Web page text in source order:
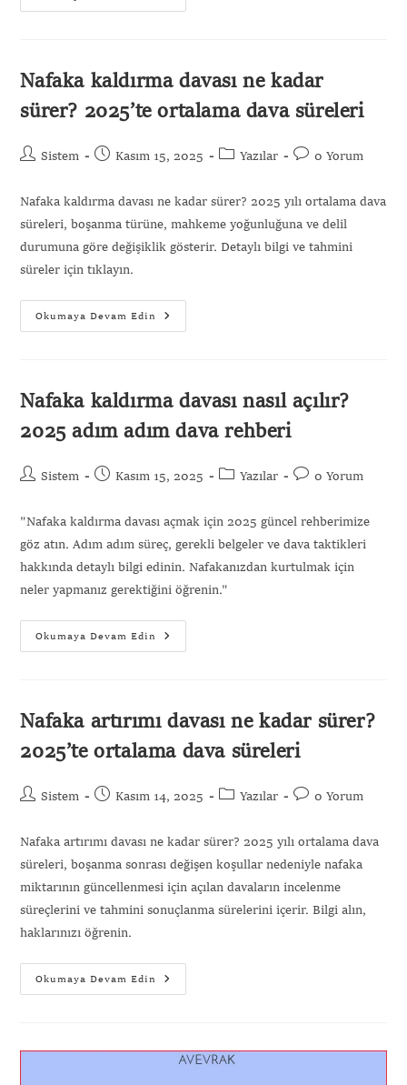
Nafaka kaldırma davası ne kadar
sürer? 2025’te ortalama dava süreleri
Sistem Kasım 15, 2025 Yazılar 0 Yorum
Nafaka kaldırma davası ne kadar sürer? 2025 yılı ortalama dava
süreleri, boşanma türüne, mahkeme yoğunluğuna ve delil
durumuna göre değişiklik gösterir. Detaylı bilgi ve tahmini
süreler için tıklayın.
Okumaya Devam Edin
Nafaka kaldırma davası nasıl açılır?
2025 adım adım dava rehberi
Sistem Kasım 15, 2025 Yazılar 0 Yorum
"Nafaka kaldırma davası açmak için 2025 güncel rehberimize
göz atın. Adım adım süreç, gerekli belgeler ve dava taktikleri
hakkında detaylı bilgi edinin. Nafakanızdan kurtulmak için
neler yapmanız gerektiğini öğrenin."
Okumaya Devam Edin
Nafaka artırımı davası ne kadar sürer?
2025’te ortalama dava süreleri
Sistem Kasım 14, 2025 Yazılar 0 Yorum
Nafaka artırımı davası ne kadar sürer? 2025 yılı ortalama dava
süreleri, boşanma sonrası değişen koşullar nedeniyle nafaka
miktarının güncellenmesi için açılan davaların incelenme
süreçlerini ve tahmini sonuçlanma sürelerini içerir. Bilgi alın,
haklarınızı öğrenin.
Okumaya Devam Edin